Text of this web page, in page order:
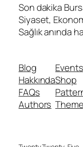
Son dakika
Siyaset,
Sağlık anında
Blog
Hakkında
FAQs
Authors
Events
Shop